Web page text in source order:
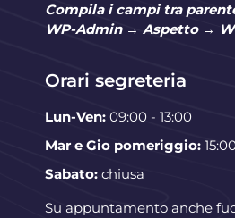
Compila i campi tra
WP-Admin → Aspetto →
Orari segreteria
Lun-Ven: 09:00 - 13:00
Mar e Gio pomeriggio:
Sabato: chiusa
Su appuntamento anche